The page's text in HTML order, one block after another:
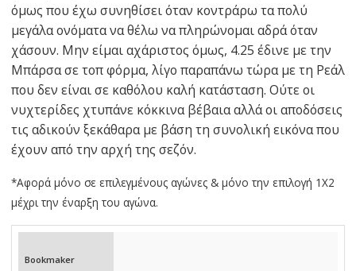
όμως που έχω συνηθίσει όταν κοντράρω τα πολύ
μεγάλα ονόματα να θέλω να πληρώνομαι αδρά όταν
χάσουν. Μην είμαι αχάριστος όμως, 4.25 έδινε με την
Μπάρσα σε τοπ φόρμα, λίγο παραπάνω τώρα με τη Ρεάλ
που δεν είναι σε καθόλου καλή κατάσταση. Ούτε οι
νυχτερίδες χτυπάνε κόκκινα βέβαια αλλά οι αποδόσεις
τις αδικούν ξεκάθαρα με βάση τη συνολική εικόνα που
έχουν από την αρχή της σεζόν.
*Αφορά μόνο σε επιλεγμένους αγώνες & μόνο την επιλογή 1Χ2
μέχρι την έναρξη του αγώνα.
Bookmaker